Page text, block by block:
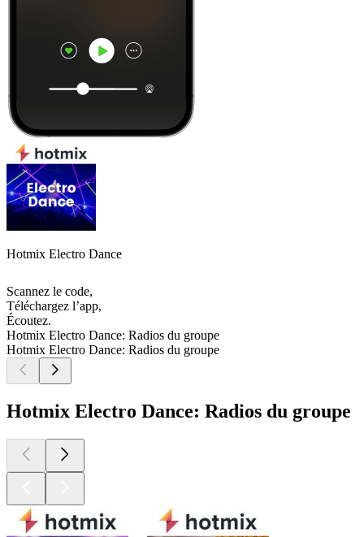
Hotmix Electro Dance
Scannez le code,
Téléchargez l’app,
Écoutez.
Hotmix Electro Dance: Radios du groupe
Hotmix Electro Dance: Radios du groupe
Hotmix Electro Dance: Radios du groupe